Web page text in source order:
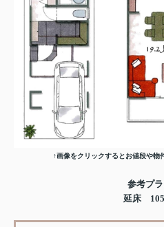
↑画像をクリックするとお値段や物
参考プ
延床